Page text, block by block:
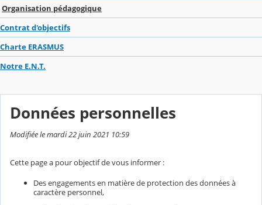
Organisation pédagogique
Contrat d'objectifs
Charte ERASMUS
Notre E.N.T.
Données personnelles
Modifiée le mardi 22 juin 2021 10:59
Cette page a pour objectif de vous informer :
Des engagements en matière de protection des données à
caractère personnel,